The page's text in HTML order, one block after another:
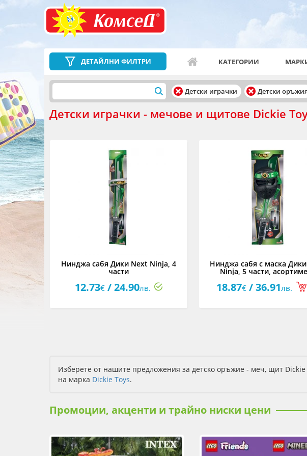
ДЕТАЙЛНИ ФИЛТРИ КАТЕГОРИИ
Детски играчки Детски
Детски играчки - мечове и щитове Dickie
Нинджа сабя Дики Next Ninja, 4
части
12.73€/ 24.90лв.
Нинджа сабя с маска
Ninja, 5 части,
18.87€/ 36.91лв.
Изберете от нашите предложения за детско оръжие - меч, щит
на марка Dickie Toys.
Промоции, акценти и трайно ниски цени